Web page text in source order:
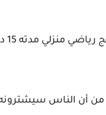
من أن الناس